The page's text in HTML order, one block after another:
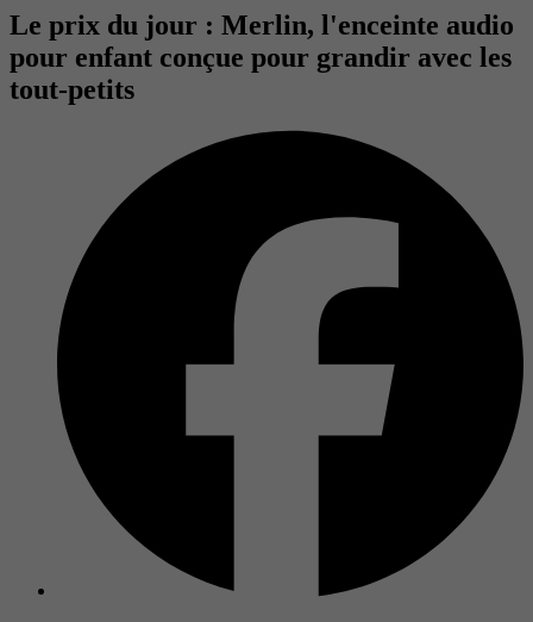
Le prix du jour : Merlin, l'enceinte audio
pour enfant conçue pour grandir avec les
tout-petits